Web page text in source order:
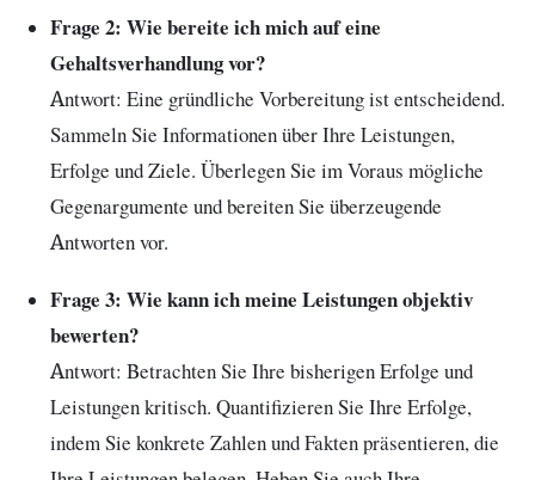
Frage 2: Wie bereite ich mich auf eine
Gehaltsverhandlung vor?
Antwort: Eine gründliche Vorbereitung ist entscheidend.
Sammeln Sie Informationen über Ihre Leistungen,
Erfolge und Ziele. Überlegen Sie im Voraus mögliche
Gegenargumente und bereiten Sie überzeugende
Antworten vor.
Frage 3: Wie kann ich meine Leistungen objektiv
bewerten?
Antwort: Betrachten Sie Ihre bisherigen Erfolge und
Leistungen kritisch. Quantifizieren Sie Ihre Erfolge,
indem Sie konkrete Zahlen und Fakten präsentieren, die